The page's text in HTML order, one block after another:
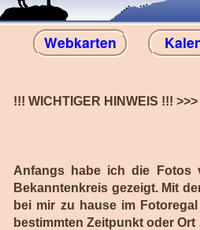
Webkarten
!!! WICHTIGER HINWEIS !!!
Anfangs habe ich die Fotos
Bekanntenkreis gezeigt. Mit
bei mir zu hause im
bestimmten Zeitpunkt oder